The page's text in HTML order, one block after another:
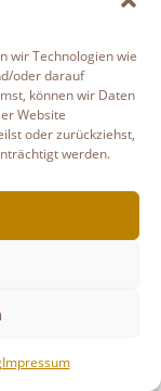
wir Technologien wie
oder darauf
können wir Daten
Website
oder zurückziehst,
werden.
Impressum
(EU)